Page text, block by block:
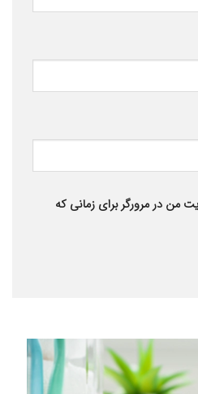
من در مرورگر برای زمانی که